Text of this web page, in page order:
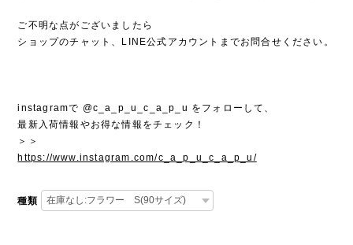
ご不明な点がございましたら
ショップのチャット、LINE公式アカウントまでお問合せください。
instagramで @c_a_p_u_c_a_p_u をフォローして、
最新入荷情報やお得な情報をチェック！
＞＞
https://www.instagram.com/c_a_p_u_c_a_p_u/
種類